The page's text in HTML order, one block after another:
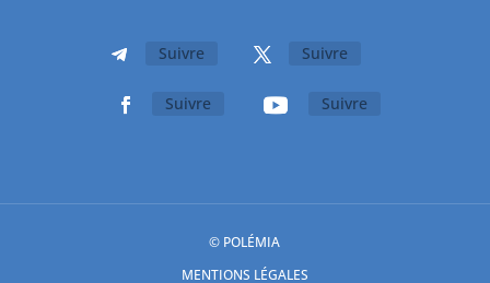
Suivre Suivre
Suivre Suivre
© POLÉMIA
MENTIONS LÉGALES